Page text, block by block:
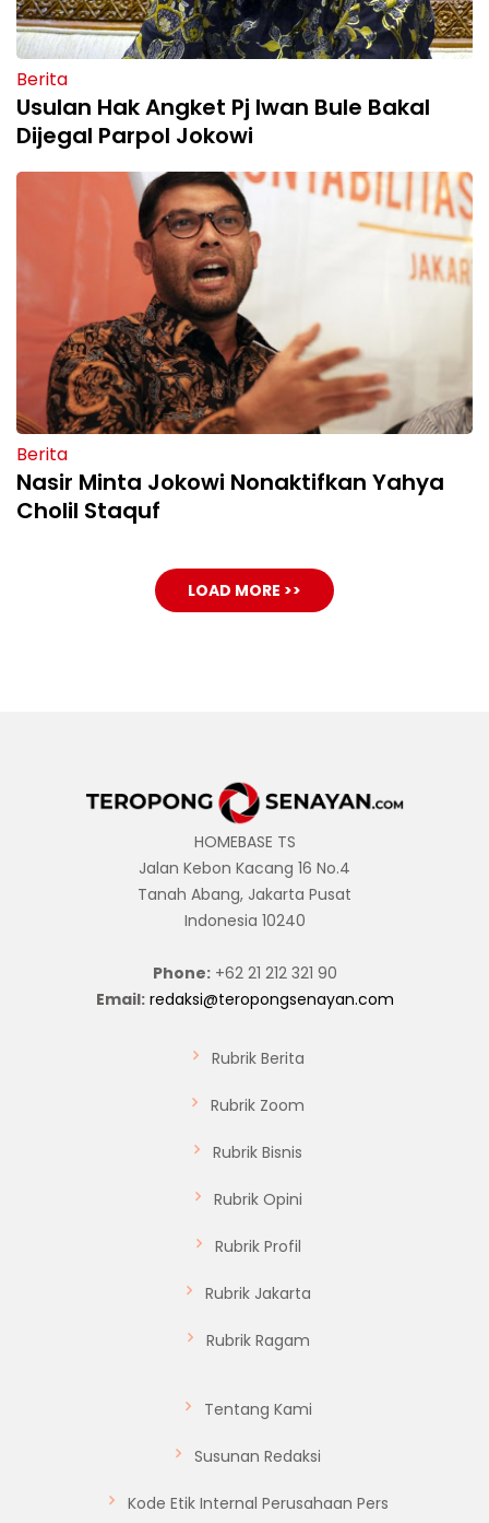
Berita
Usulan Hak Angket Pj Iwan Bule Bakal
Dijegal Parpol Jokowi
Berita
Nasir Minta Jokowi Nonaktifkan Yahya
Cholil Staquf
LOAD MORE >>
HOMEBASE TS
Jalan Kebon Kacang 16 No.4
Tanah Abang, Jakarta Pusat
Indonesia 10240
Phone:+62 21 212 321 90
Email: redaksi@teropongsenayan.com
Rubrik Berita
Rubrik Zoom
Rubrik Bisnis
Rubrik Opini
Rubrik Profil
Rubrik Jakarta
Rubrik Ragam
Tentang Kami
Susunan Redaksi
Kode Etik Internal Perusahaan Pers